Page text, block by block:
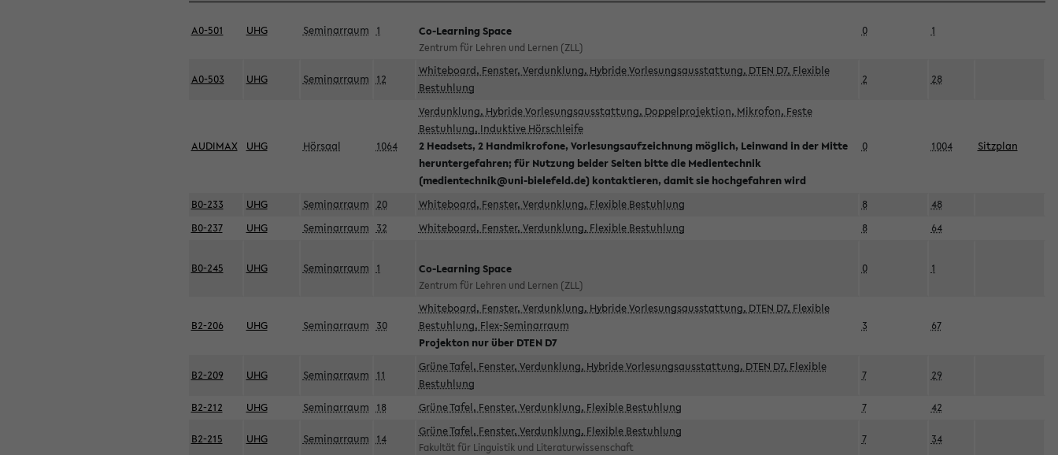
A0-501 UHG Seminarraum 1 Co-Learning Space
Zentrum für Lehren und Lernen (ZLL)
0 1
A0-503 UHG Seminarraum 12
Whiteboard, Fenster, Verdunklung, Hybride Vorlesungsausstattung, DTEN D7, Flexible
Bestuhlung
2 28
AUDIMAX UHG Hörsaal 1064
Verdunklung, Hybride Vorlesungsausstattung, Doppelprojektion, Mikrofon, Feste
Bestuhlung, Induktive Hörschleife
2 Headsets, 2 Handmikrofone, Vorlesungsaufzeichnung möglich, Leinwand in der Mitte
heruntergefahren; für Nutzung beider Seiten bitte die Medientechnik
(medientechnik@uni-bielefeld.de) kontaktieren, damit sie hochgefahren wird
0 1004 Sitzplan
B0-233 UHG Seminarraum 20 Whiteboard, Fenster, Verdunklung, Flexible Bestuhlung 8
48
B0-237
UHG Seminarraum 32 Whiteboard, Fenster, Verdunklung, Flexible Bestuhlung 8 64
B0-245 UHG Seminarraum 1 Co-Learning Space
Zentrum für Lehren und Lernen (ZLL)
0 1
B2-206 UHG Seminarraum 30
Whiteboard, Fenster, Verdunklung, Hybride Vorlesungsausstattung, DTEN D7, Flexible
Bestuhlung, Flex-Seminarraum
Projekton nur über DTEN D7
3 67
B2-209 UHG Seminarraum 11
Grüne Tafel, Fenster, Verdunklung, Hybride Vorlesungsausstattung, DTEN D7, Flexible
Bestuhlung
7 29
B2-212 UHG Seminarraum 18 Grüne Tafel, Fenster, Verdunklung, Flexible Bestuhlung 7 42
B2-215 UHG Seminarraum 14
Grüne Tafel, Fenster, Verdunklung, Flexible Bestuhlung
Fakultät für Linguistik und Literaturwissenschaft
7 34